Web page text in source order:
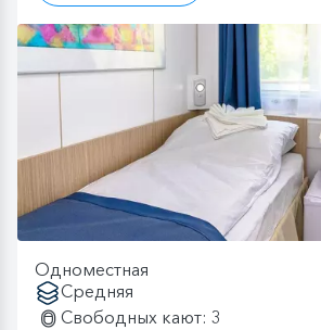
Одноместная
Средняя
Свободных кают: 3